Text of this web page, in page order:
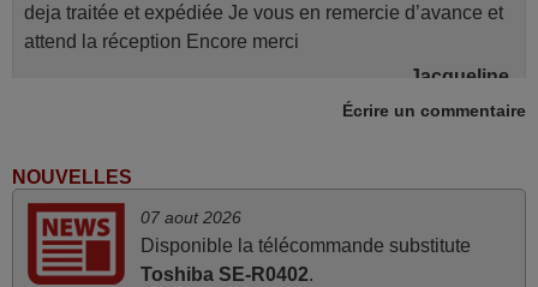
deja traitée et expédiée Je vous en remercie d’avance et
attend la réception Encore merci
Jacqueline,
FRANCE
Tout bien.
Pascal,
Écrire un commentaire
NOUVELLES
07 aout 2026
Disponible la télécommande substitute
Toshiba SE-R0402.